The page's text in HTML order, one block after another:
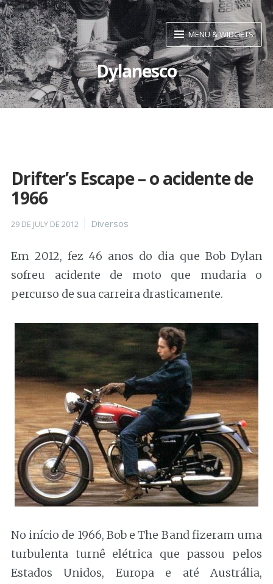
Skip
to
content
MENU & WIDGETS
Dylanesco
Drifter’s Escape – o acidente de
1966
Posted
29 DE JULY DE 2012 Categories
Diversos
Em 2012, fez 46 anos do dia que Bob Dylan
sofreu acidente de moto que mudaria o
percurso de sua carreira drasticamente.
No início de 1966, Bob e The Band fizeram uma
turbulenta turnê elétrica que passou pelos
Estados Unidos, Europa e até Austrália,